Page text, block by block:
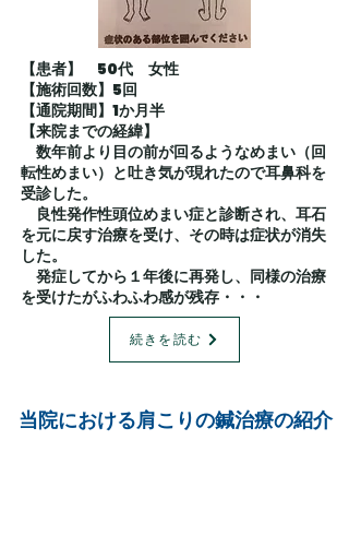
【患者】 50代 女性
【施術回数】5回
【通院期間】1か月半
​【来院までの経緯】
数年前より目の前が回るようなめまい（回
転性めまい）と吐き気が現れたので耳鼻科を
受診した。
良性発作性頭位めまい症と診断され、耳石
を元に戻す治療を受け、その時は症状が消失
した。
発症してから１年後に再発し、同様の治療
を受けたがふわふわ感が残存・・・
続きを読む
当院における肩こりの鍼治療の紹介